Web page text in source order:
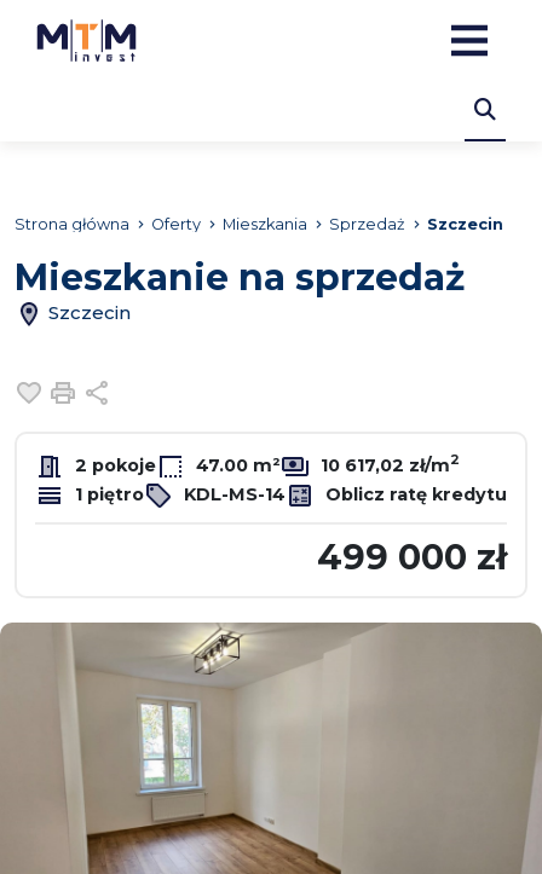
Strona główna Oferty Mieszkania Sprzedaż Szczecin
Mieszkanie na sprzedaż
Szczecin
Dodaj do ulubionych
Drukuj
2 pokoje 47.00 m² 10 617,02 zł/m2
1 piętro KDL-MS-14 Oblicz ratę kredytu
499 000 zł